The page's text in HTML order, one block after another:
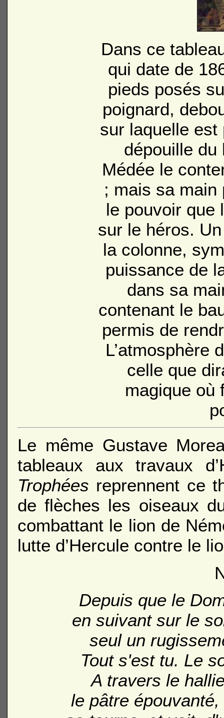
Dans ce
qui date de
pieds posés
poignard,
sur laquelle est
dépouille du
Médée le
; mais sa main
le pouvoir que
sur le héros.
la colonne,
puissance de
dans sa
contenant le
permis de
L’atmosphère
celle que
magique où
Le même Gustave
tableaux aux travaux
Trophées reprennent ce
de flèches les oiseaux
combattant le lion de
lutte d’Hercule contre le
Depuis que le
en suivant sur le
seul un
Tout s'est tu. Le
A travers le
le pâtre